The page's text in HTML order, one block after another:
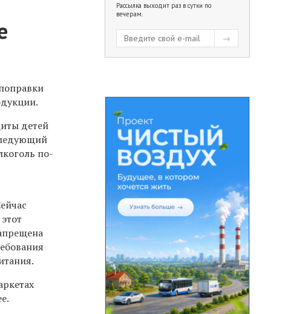
детей
по-
Рассылка выходит раз в сутки по
вечерам.